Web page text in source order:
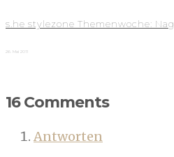
s.he stylezone Themenwoche:
26. Mai 2011
16 Comments
Antworten